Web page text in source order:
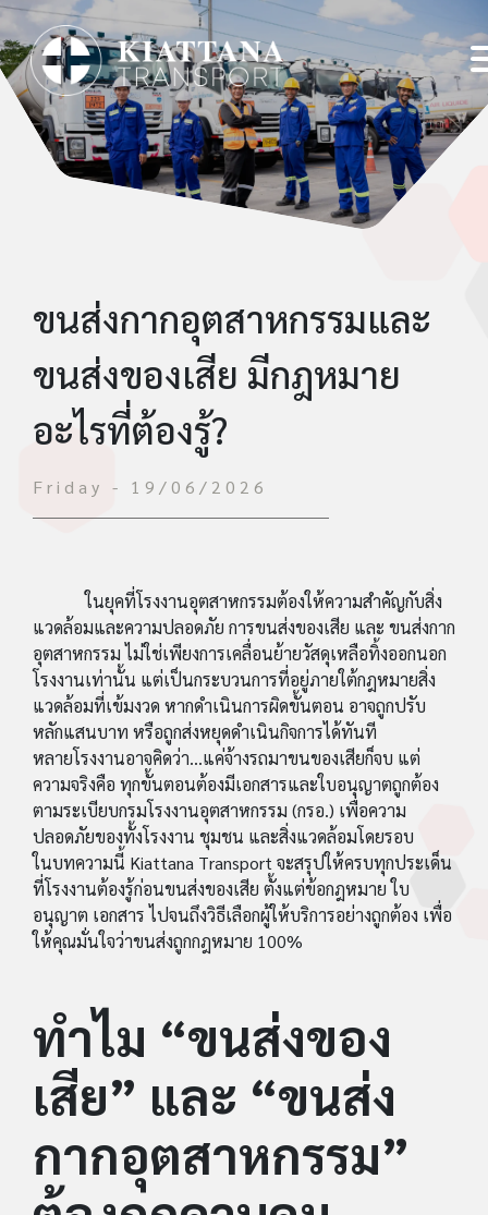
หน้าหลัก(current)
รู้จักกับเรา
ข่าวประชาสัมพันธ์
นักลงทุนสัมพันธ์
ติดต่อเรา
TH
ขนส่งกากอุตสาหกรรมและ
ขนส่งของเสีย มีกฎหมาย
อะไรที่ต้องรู้?
Friday - 19/06/2026
ในยุคที่โรงงานอุตสาหกรรมต้องให้ความสำคัญกับสิ่ง
แวดล้อมและความปลอดภัย การขนส่งของเสีย และ ขนส่งกาก
อุตสาหกรรม ไม่ใช่เพียงการเคลื่อนย้ายวัสดุเหลือทิ้งออกนอก
โรงงานเท่านั้น แต่เป็นกระบวนการที่อยู่ภายใต้กฎหมายสิ่ง
แวดล้อมที่เข้มงวด หากดำเนินการผิดขั้นตอน อาจถูกปรับ
หลักแสนบาท หรือถูกส่งหยุดดำเนินกิจการได้ทันที
หลายโรงงานอาจคิดว่า...แค่จ้างรถมาขนของเสียก็จบ แต่
ความจริงคือ ทุกขั้นตอนต้องมีเอกสารและใบอนุญาตถูกต้อง
ตามระเบียบกรมโรงงานอุตสาหกรรม (กรอ.) เพื่อความ
ปลอดภัยของทั้งโรงงาน ชุมชน และสิ่งแวดล้อมโดยรอบ
ในบทความนี้ Kiattana Transport จะสรุปให้ครบทุกประเด็น
ที่โรงงานต้องรู้ก่อนขนส่งของเสีย ตั้งแต่ข้อกฎหมาย ใบ
อนุญาต เอกสาร ไปจนถึงวิธีเลือกผู้ให้บริการอย่างถูกต้อง เพื่อ
ให้คุณมั่นใจว่าขนส่งถูกกฎหมาย 100%
ทำไม “ขนส่งของ
เสีย” และ “ขนส่ง
กากอุตสาหกรรม”